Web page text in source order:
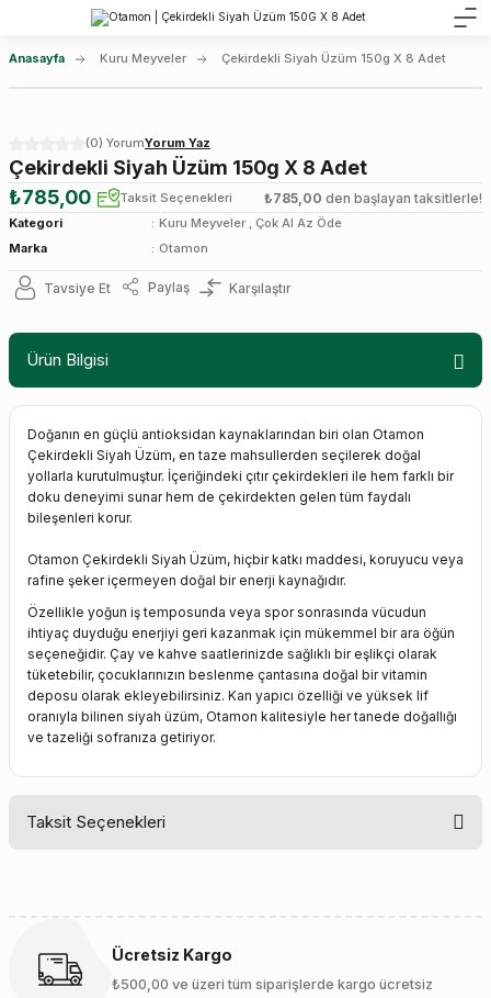
Anasayfa Kuru Meyveler Çekirdekli Siyah Üzüm 150g X 8 Adet
(0) YorumYorum Yaz
Çekirdekli Siyah Üzüm 150g X 8 Adet
₺785,00
Taksit Seçenekleri ₺785,00 den başlayan taksitlerle!
Kategori Kuru Meyveler , Çok Al Az Öde
Marka
Otamon
Tavsiye Et Paylaş Karşılaştır
Ürün Bilgisi
Doğanın en güçlü antioksidan kaynaklarından biri olan Otamon
Çekirdekli Siyah Üzüm, en taze mahsullerden seçilerek doğal
yollarla kurutulmuştur. İçeriğindeki çıtır çekirdekleri ile hem farklı bir
doku deneyimi sunar hem de çekirdekten gelen tüm faydalı
bileşenleri korur.
Otamon Çekirdekli Siyah Üzüm, hiçbir katkı maddesi, koruyucu veya
rafine şeker içermeyen doğal bir enerji kaynağıdır.
Özellikle yoğun iş temposunda veya spor sonrasında vücudun
ihtiyaç duyduğu enerjiyi geri kazanmak için mükemmel bir ara öğün
seçeneğidir. Çay ve kahve saatlerinizde sağlıklı bir eşlikçi olarak
tüketebilir, çocuklarınızın beslenme çantasına doğal bir vitamin
deposu olarak ekleyebilirsiniz. Kan yapıcı özelliği ve yüksek lif
oranıyla bilinen siyah üzüm, Otamon kalitesiyle her tanede doğallığı
ve tazeliği sofranıza getiriyor.
Taksit Seçenekleri
Ücretsiz Kargo
₺500,00 ve üzeri tüm siparişlerde kargo ücretsiz